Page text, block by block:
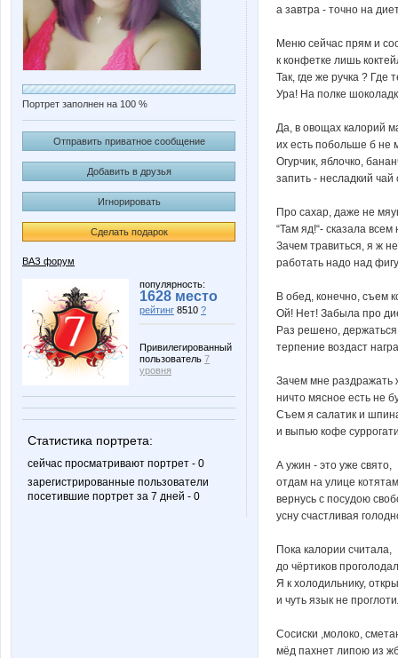
Портрет заполнен на 100 %
Отправить приватное сообщение
Добавить в друзья
Игнорировать
Сделать подарок
ВАЗ форум
популярность:
1628 место
рейтинг 8510 ?
Привилегированный
пользователь 7
уровня
Статистика портрета:
сейчас просматривают портрет - 0
зарегистрированные пользователи
посетившие портрет за 7 дней - 0
а завтра - точно на
Меню сейчас прям и
к конфетке лишь
Так, где же ручка ? Где
Ура! На полке
Да, в овощах калорий
их есть побольше б не
Огурчик, яблочко,
запить - несладкий чай
Про сахар, даже не
“Там яд!“- сказала всем
Зачем травиться, я ж
работать надо над
В обед, конечно, съем
Ой! Нет! Забыла про
Раз решено,
терпение воздаст
Зачем мне раздражать
ничто мясное есть не
Съем я салатик и
и выпью кофе
А ужин - это уже свято,
отдам на улице
вернусь с посудою
усну счастливая
Пока калории считала,
до чёртиков
Я к холодильнику,
и чуть язык не
Сосиски ,молоко,
мёд пахнет липою из